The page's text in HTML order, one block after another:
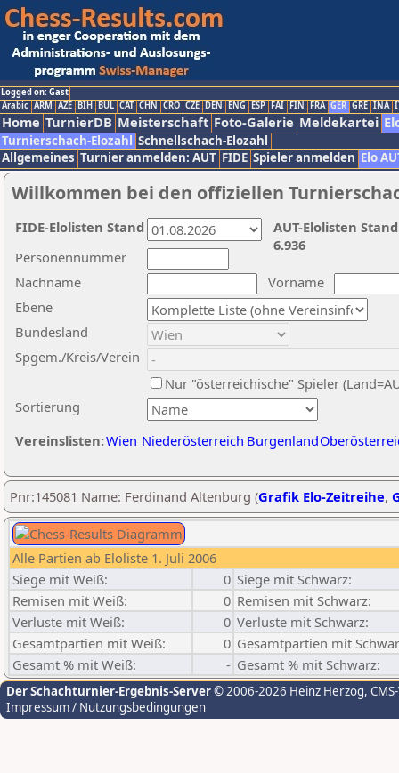
Logged on: Gast
Arabic ARM AZE BIH BUL CAT CHN CRO CZE DEN ENG ESP FAI FIN FRA GER GRE INA
Home TurnierDB Meisterschaft Foto-Galerie Meldekartei
Turnierschach-Elozahl Schnellschach-Elozahl
Allgemeines Turnier anmelden: AUT FIDE Spieler anmelden Elo
Willkommen bei den offiziellen
Nachname
Vorname
Ebene
Sortierung
Personennummer
Bundesland
Spgem./Kreis/Verein
Nur "österreichische" Spieler
Vereinslisten:Wien Niederösterreich Burgenland
AUT-Elolisten
6.936
FIDE-Elolisten Stand
Pnr:145081 Name: Ferdinand Altenburg (Grafik Elo-Zeitreihe,
Alle Partien ab Eloliste 1. Juli 2006
Siege mit Weiß:
0 Siege mit Schwarz:
Remisen mit Weiß:
0 Remisen mit Schwarz:
Verluste mit Weiß:
0 Verluste mit Schwarz:
Gesamtpartien mit Weiß:
0 Gesamtpartien mit
Gesamt % mit Weiß:
- Gesamt % mit Schwarz:
Der Schachturnier-Ergebnis-Server© 2006-2026 Heinz Herzog,
Impressum / Nutzungsbedingungen